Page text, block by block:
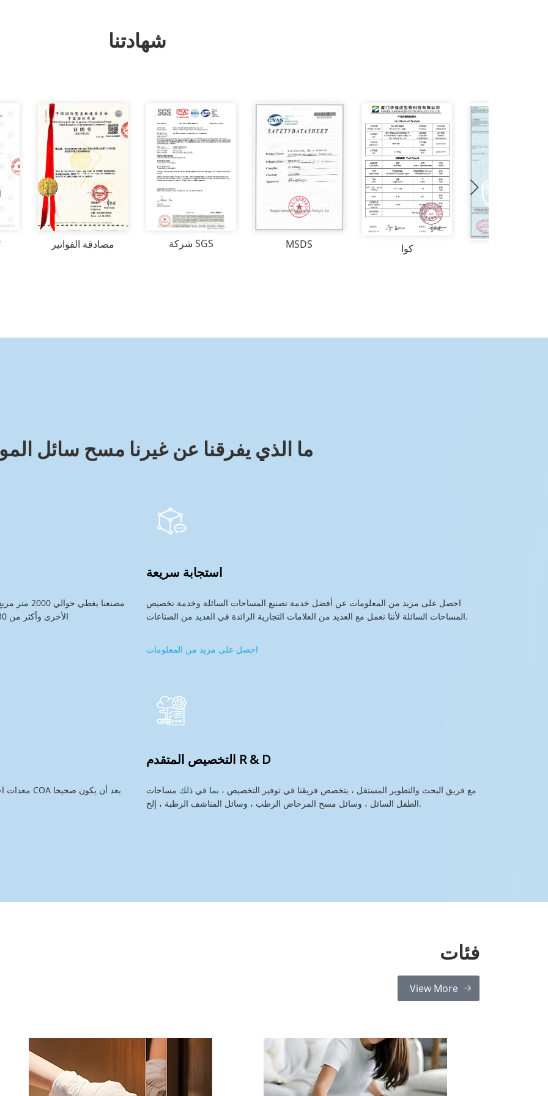
شهادتنا
مصادقة الفواتير شركة SGS MSDS كوا
ما الذي يفرقنا عن غيرنا مسح سائل
مصنعنا
الأخرى وأكثر من 30 مشغل. الإنتاج اليومي حوالي 20 طن من المسائل السائلة
استجابة سريعة
احصل على مزيد من المعلومات عن أفضل خدمة تصنيع المساحات السائلة وخدمة تخصيص
المساحات السائلة لأننا نعمل مع العديد من العلامات التجارية الرائدة في العديد من الصناعات.
احصل على مزيد من المعلومات
معدات اختبار البيانات الدقيقة ، يتم اختبار كل دفعة ويتم إصدار تقرير COA بعد أن يكون صحيحا
التخصيص المتقدم R & D
مع فريق البحث والتطوير المستقل ، يتخصص فريقنا في توفير التخصيص ، بما في ذلك مساحات
الطفل السائل ، وسائل مسح المرحاض الرطب ، وسائل المناشف الرطبة ، إلخ.
فئات
View More